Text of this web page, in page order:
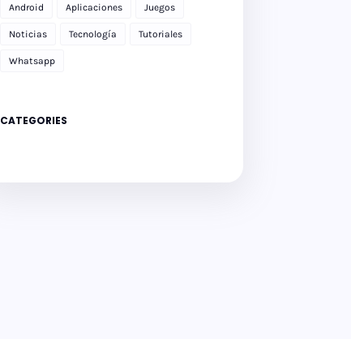
Android Aplicaciones Juegos
Noticias Tecnología Tutoriales
Whatsapp
CATEGORIES